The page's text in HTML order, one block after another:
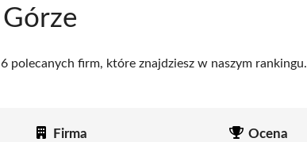
polecanych firm, które znajdziesz w naszym rankingu.
Firma Ocena